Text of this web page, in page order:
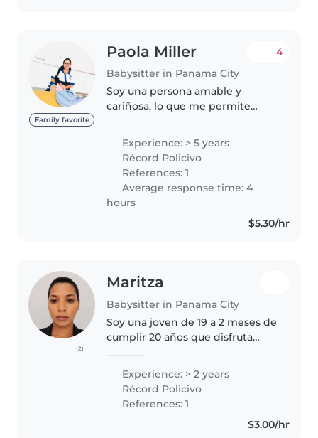
Family favorite
Paola Miller
Babysitter in Panama City
4
Soy una persona amable y
cariñosa, lo que me permite
interpersonales positivas. Mi
responsabilidad es un rasgo
destacado, convirtiéndome en
una empleada confiable...
Experience: > 5 years
Récord Policivo
References: 1
Average response time: 4
hours
$5.30/hr
(2)
Maritza
Babysitter in Panama City
Soy una joven de 19 a 2 meses de
cumplir 20 años que disfruta
niños. tengo experiencia previa
de niñera, soy muy responsable,
paciente y divertida. Puedo..
Experience: > 2 years
Récord Policivo
References: 1
$3.00/hr